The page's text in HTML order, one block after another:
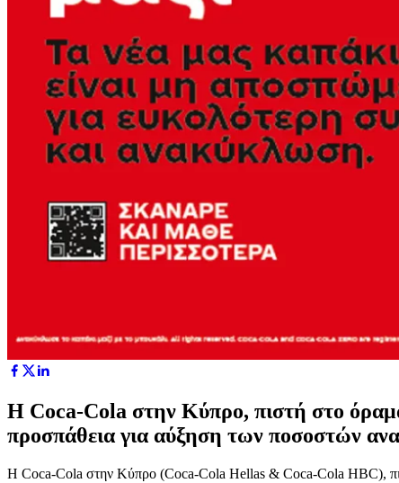
Η Coca-Cola στην Κύπρο, πιστή στο
προσπάθεια για αύξηση των ποσοστών
Η Coca-Cola στην Κύπρο (Coca-Cola Hellas & Coca-Cola HBC),